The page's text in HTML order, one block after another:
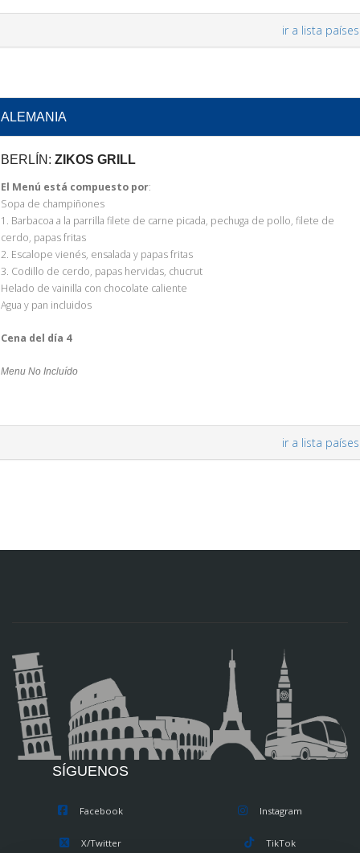
ir a lista países
ALEMANIA
BERLÍN: ZIKOS GRILL
El Menú está compuesto por:
Sopa de champiñones
1. Barbacoa a la parrilla filete de carne picada, pechuga de pollo, filete de
cerdo, papas fritas
2. Escalope vienés, ensalada y papas fritas
3. Codillo de cerdo, papas hervidas, chucrut
Helado de vainilla con chocolate caliente
Agua y pan incluidos
Cena del día 4
Menu No Incluído
ir a lista países
SÍGUENOS
Facebook
X/Twitter
Instagram
TikTok